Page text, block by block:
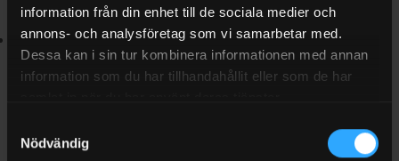
information från din enhet till de sociala medier och
annons- och analysföretag som vi samarbetar med.
Dessa kan i sin tur kombinera informationen med annan
information som du har tillhandahållit eller som de har
Nödvändig
skapar kondens i motorn
Ren förbränning– särskilt viktigt för 2-taktsmotorer där oljan
förbränns med bränslet